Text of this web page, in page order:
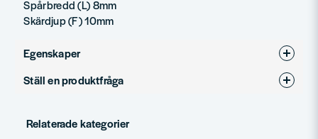
Spårbredd (L) 8mm
Skärdjup (F) 10mm
Egenskaper
Produkttyp
Ställ en produktfråga
Fråga oss något om denna produkten...
Relaterade kategorier